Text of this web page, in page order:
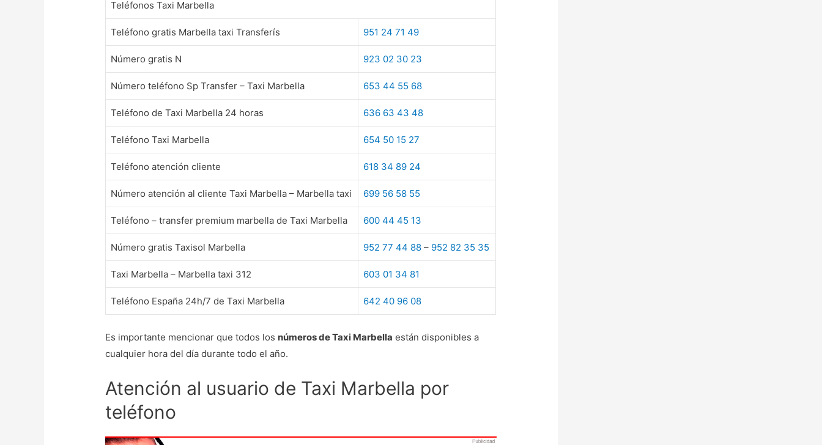
Teléfonos Taxi Marbella
Teléfono gratis Marbella taxi Transferís 951 24 71 49
Número gratis N 923 02 30 23
Número teléfono Sp Transfer – Taxi Marbella 653 44 55 68
Teléfono de Taxi Marbella 24 horas 636 63 43 48
Teléfono Taxi Marbella 654 50 15 27
Teléfono atención cliente 618 34 89 24
Número atención al cliente Taxi Marbella – Marbella taxi 699 56 58 55
Teléfono – transfer premium marbella de Taxi Marbella 600 44 45 13
Número gratis Taxisol Marbella 952 77 44 88 – 952 82 35 35
Taxi Marbella – Marbella taxi 312 603 01 34 81
Teléfono España 24h/7 de Taxi Marbella 642 40 96 08
Es importante mencionar que todos los números de Taxi Marbella están disponibles a
cualquier hora del día durante todo el año.
Atención al usuario de Taxi Marbella por
teléfono